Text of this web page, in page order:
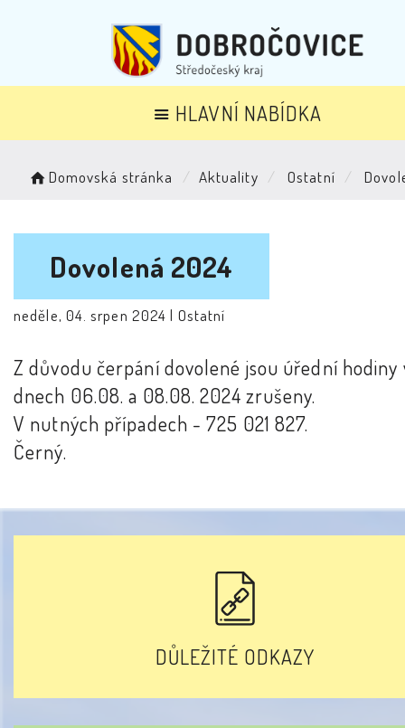
HLAVNÍ NABÍDKA
Domovská stránka Aktuality Ostatní
Dovolená 2024
neděle, 04. srpen 2024 | Ostatní
Z důvodu čerpání dovolené jsou úřední hodiny
dnech 06.08. a 08.08. 2024 zrušeny.
V nutných případech - 725 021 827.
Černý.
DŮLEŽITÉ ODKAZY